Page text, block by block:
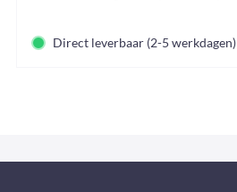
Direct leverbaar (2-5 werkdagen)